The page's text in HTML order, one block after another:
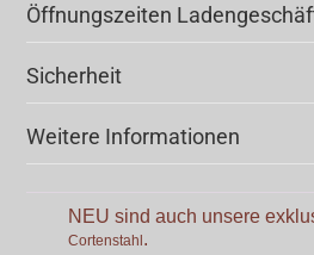
Öffnungszeiten
Sicherheit
Weitere Informationen
NEU sind auch unsere
Cortenstahl.